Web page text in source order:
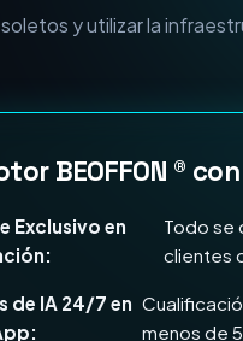
en
BEOFFON ®
Exclusivo en
Todo se
clientes